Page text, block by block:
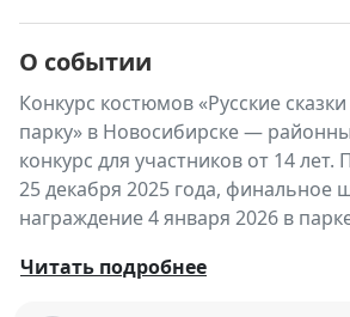
О событии
Конкурс костюмов «Русские
парку» в Новосибирске —
конкурс для участников от 14 лет.
25 декабря 2025 года, финальное
награждение 4 января 2026 в
🎭✨РАЙОННЫЙ КОНКУРС
Читать подробнее